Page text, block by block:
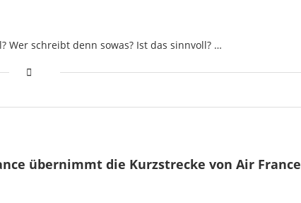
Wer schreibt denn sowas? Ist das sinnvoll? …
übernimmt die Kurzstrecke von Air France